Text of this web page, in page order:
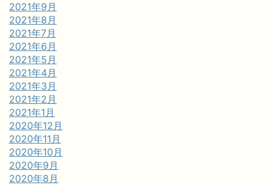
2021年9月
2021年8月
2021年7月
2021年6月
2021年5月
2021年4月
2021年3月
2021年2月
2021年1月
2020年12月
2020年11月
2020年10月
2020年9月
2020年8月